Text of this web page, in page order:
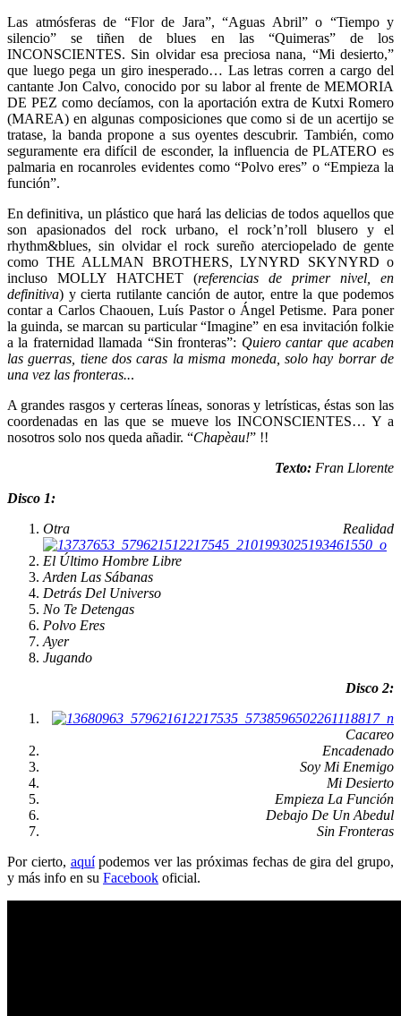
Las atmósferas de “Flor de Jara”, “Aguas Abril” o “Tiempo y
silencio” se tiñen de blues en las “Quimeras” de los
INCONSCIENTES. Sin olvidar esa preciosa nana, “Mi desierto,”
que luego pega un giro inesperado… Las letras corren a cargo del
cantante Jon Calvo, conocido por su labor al frente de MEMORIA
DE PEZ como decíamos, con la aportación extra de Kutxi Romero
(MAREA) en algunas composiciones que como si de un acertijo se
tratase, la banda propone a sus oyentes descubrir. También, como
seguramente era difícil de esconder, la influencia de PLATERO es
palmaria en rocanroles evidentes como “Polvo eres” o “Empieza la
función”.
En definitiva, un plástico que hará las delicias de todos aquellos que
son apasionados del rock urbano, el rock’n’roll blusero y el
rhythm&blues, sin olvidar el rock sureño aterciopelado de gente
como THE ALLMAN BROTHERS, LYNYRD SKYNYRD o
incluso MOLLY HATCHET (referencias de primer nivel, en
definitiva) y cierta rutilante canción de autor, entre la que podemos
contar a Carlos Chaouen, Luís Pastor o Ángel Petisme. Para poner
la guinda, se marcan su particular “Imagine” en esa invitación folkie
a la fraternidad llamada “Sin fronteras”: Quiero cantar que acaben
las guerras, tiene dos caras la misma moneda, solo hay borrar de
una vez las fronteras...
A grandes rasgos y certeras líneas, sonoras y letrísticas, éstas son las
coordenadas en las que se mueve los INCONSCIENTES… Y a
nosotros solo nos queda añadir. “Chapèau!” !!
Texto: Fran Llorente
Disco 1:
Otra Realidad
El Último Hombre Libre
Arden Las Sábanas
Detrás Del Universo
No Te Detengas
Polvo Eres
Ayer
Jugando
Disco 2:
Cacareo
Encadenado
Soy Mi Enemigo
Mi Desierto
Empieza La Función
Debajo De Un Abedul
Sin Fronteras
Por cierto, aquípodemos ver las próximas fechas de gira del grupo,
y más info en su Facebook oficial.